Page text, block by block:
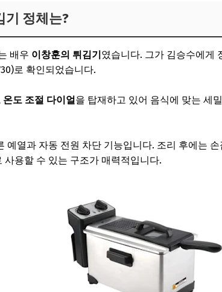
기 정체는?
배우 이창훈의 튀김기였습니다. 그가 김승수에게
로 확인되었습니다.
온도 조절 다이얼을 탑재하고 있어 음식에 맞는 세
예열과 자동 전원 차단 기능입니다. 조리 후에는
사용할 수 있는 구조가 매력적입니다.